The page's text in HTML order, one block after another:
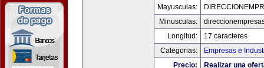
Mayusculas:
Minusculas:
Longitud:
17 caracteres
Categorias:
Empresas e
Precio:
Realizar una